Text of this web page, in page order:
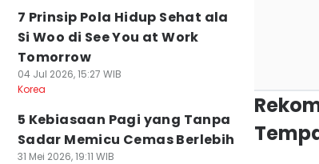
7 Prinsip Pola Hidup Sehat ala
Si Woo di See You at Work
Tomorrow
04 Jul 2026, 15:27 WIB
Korea
5 Kebiasaan Pagi yang Tanpa
Sadar Memicu Cemas Berlebih
31 Mei 2026, 19:11 WIB